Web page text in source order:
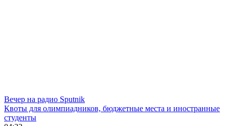
Вечер на радио Sputnik
Квоты для олимпиадников, бюджетные места и иностранные
студенты